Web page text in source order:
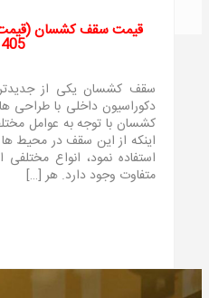
قیمت سقف کشسان
سقف کشسان یکی از
دکوراسیون داخلی با
کشسان با توجه به عوامل
اینکه از این سقف در محیط‌
استفاده نمود، انواع
متفاوت وجود دارد. هر […]